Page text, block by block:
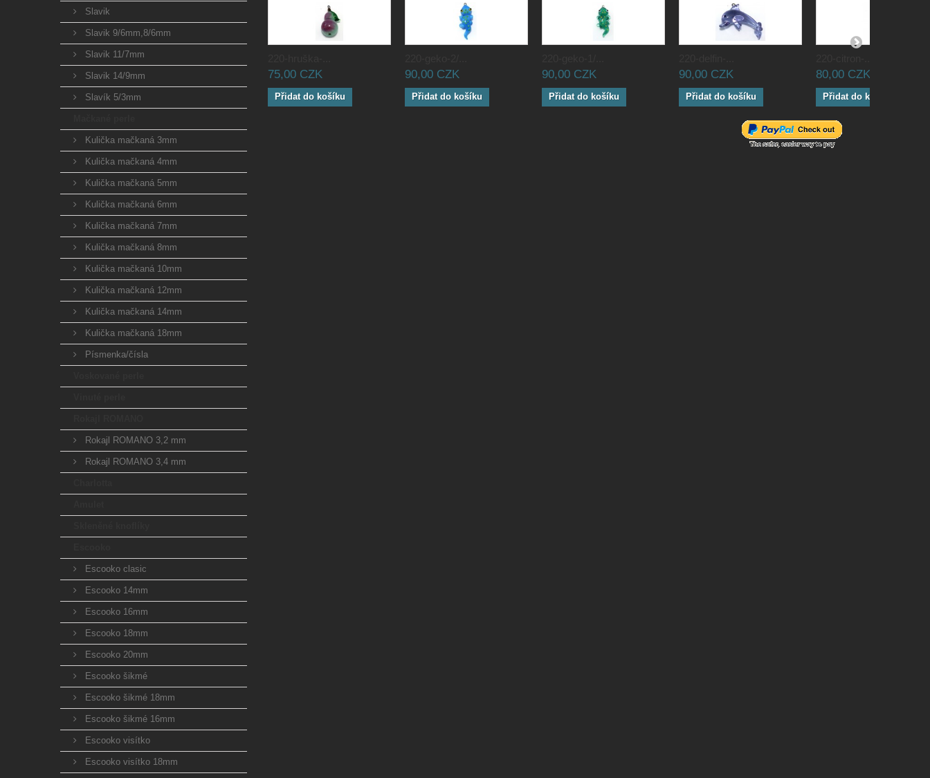
Slavik
Slavik 9/6mm,8/6mm
Slavik 11/7mm
Slavik 14/9mm
Slavík 5/3mm
Kulička mačkaná 3mm
Kulička mačkaná 4mm
Kulička mačkaná 5mm
Kulička mačkaná 6mm
Kulička mačkaná 7mm
Kulička mačkaná 8mm
Kulička mačkaná 10mm
Kulička mačkaná 12mm
Kulička mačkaná 14mm
Kulička mačkaná 18mm
Písmenka/čísla
Rokajl ROMANO 3,2 mm
Rokajl ROMANO 3,4 mm
Escooko clasic
Escooko 14mm
Escooko 16mm
Escooko 18mm
Escooko 20mm
Escooko šikmé
Escooko šikmé 18mm
Escooko šikmé 16mm
Escooko visítko
Escooko visítko 18mm
75,00 CZK
Přidat do košíku
90,00 CZK
Přidat do košíku
90,00 CZK
Přidat do košíku
90,00 CZK
Přidat do košíku
80,00 CZK
Přidat do košíku